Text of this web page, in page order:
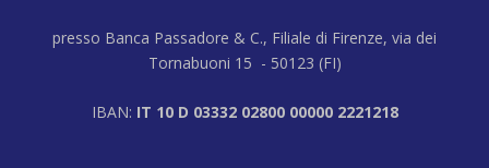
presso Banca Passadore & C., Filiale di Firenze, via dei
Tornabuoni 15 - 50123 (FI)
IBAN: IT 10 D 03332 02800 00000 2221218